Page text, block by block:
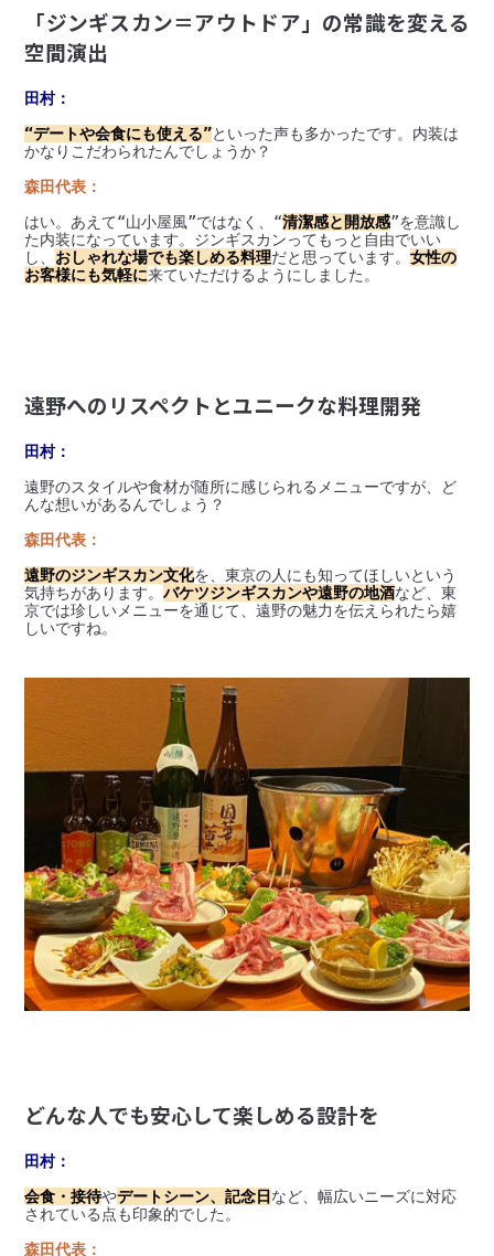
「ジンギスカン＝アウトドア」の常識を変える
空間演出
田村：
“デートや会食にも使える”といった声も多かったです。内装は
かなりこだわられたんでしょうか？
森田代表：
はい。あえて“山小屋風”ではなく、“清潔感と開放感”を意識し
た内装になっています。ジンギスカンってもっと自由でいい
し、 おしゃれな場でも楽しめる料理だと思っています。女性の
お客様にも気軽に来ていただけるようにしました。
遠野へのリスペクトとユニークな料理開発
田村：
遠野のスタイルや食材が随所に感じられるメニューですが、ど
んな想いがあるんでしょう？
森田代表：
遠野のジンギスカン文化を、東京の人にも知ってほしいという
気持ちがあります。バケツジンギスカンや遠野の地酒など、東
京では珍しいメニューを通じて、遠野の魅力を伝えられたら嬉
しいですね。
どんな人でも安心して楽しめる設計を
田村：
会食・接待やデートシーン、記念日 など、幅広いニーズに対応
されている点も印象的でした。
森田代表：